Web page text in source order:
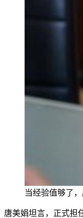
当经验值够了
唐美娟坦言，正式担